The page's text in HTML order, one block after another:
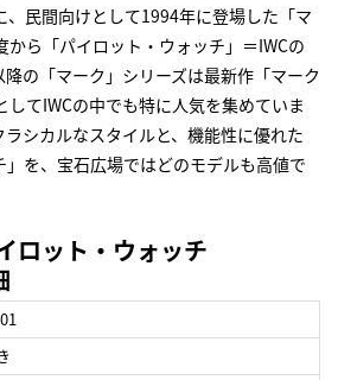
、民間向けとして1994年に登場した「マ
から「パイロット・ウォッチ」＝IWCの
の「マーク」シリーズは最新作「マーク
てIWCの中でも特に人気を集めていま
シカルなスタイルと、機能性に優れた
」を、宝石広場ではどのモデルも高値で
ロット・ウォッチ